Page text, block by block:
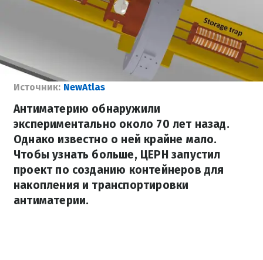
Источник: NewAtlas
Антиматерию обнаружили
экспериментально около 70 лет назад.
Однако известно о ней крайне мало.
Чтобы узнать больше, ЦЕРН запустил
проект по созданию контейнеров для
накопления и транспортировки
антиматерии.